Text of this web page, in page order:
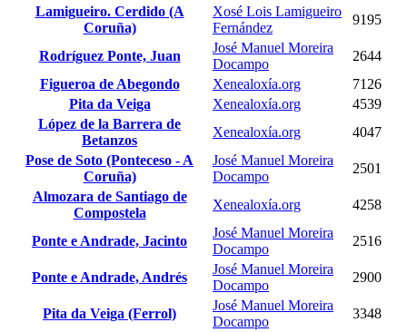
Lamigueiro. Cerdido (A
Coruña)
Xosé Lois Lamigueiro
Fernández
9195
Rodríguez Ponte, Juan
José Manuel Moreira
Docampo
2644
Figueroa de Abegondo
Xenealoxía.org
7126
Pita da Veiga
Xenealoxía.org
4539
López de la Barrera de
Betanzos
Xenealoxía.org
4047
Pose de Soto (Ponteceso - A
Coruña)
José Manuel Moreira
Docampo
2501
Almozara de Santiago de
Compostela
Xenealoxía.org 4258
Ponte e Andrade, Jacinto
José Manuel Moreira
Docampo
2516
Ponte e Andrade, Andrés
José Manuel Moreira
Docampo
2900
Pita da Veiga (Ferrol)
José Manuel Moreira
Docampo
3348